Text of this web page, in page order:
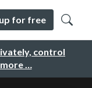
control
…
for free